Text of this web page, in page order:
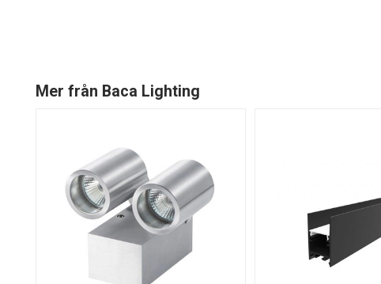
Mer från Baca Lighting